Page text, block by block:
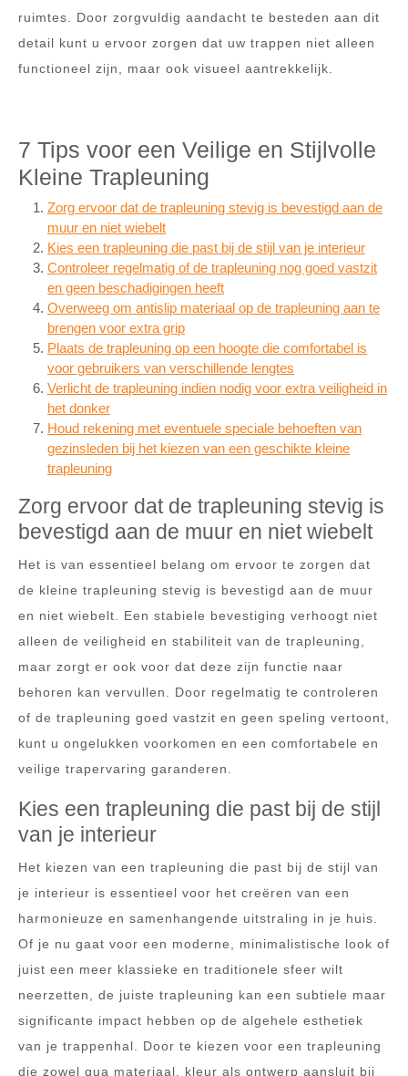
ruimtes. Door zorgvuldig aandacht te besteden aan dit
detail kunt u ervoor zorgen dat uw trappen niet alleen
functioneel zijn, maar ook visueel aantrekkelijk.
7 Tips voor een Veilige en Stijlvolle
Kleine Trapleuning
Zorg ervoor dat de trapleuning stevig is bevestigd aan de
muur en niet wiebelt
Kies een trapleuning die past bij de stijl van je interieur
Controleer regelmatig of de trapleuning nog goed vastzit
en geen beschadigingen heeft
Overweeg om antislip materiaal op de trapleuning aan te
brengen voor extra grip
Plaats de trapleuning op een hoogte die comfortabel is
voor gebruikers van verschillende lengtes
Verlicht de trapleuning indien nodig voor extra veiligheid in
het donker
Houd rekening met eventuele speciale behoeften van
gezinsleden bij het kiezen van een geschikte kleine
trapleuning
Zorg ervoor dat de trapleuning stevig is
bevestigd aan de muur en niet wiebelt
Het is van essentieel belang om ervoor te zorgen dat
de kleine trapleuning stevig is bevestigd aan de muur
en niet wiebelt. Een stabiele bevestiging verhoogt niet
alleen de veiligheid en stabiliteit van de trapleuning,
maar zorgt er ook voor dat deze zijn functie naar
behoren kan vervullen. Door regelmatig te controleren
of de trapleuning goed vastzit en geen speling vertoont,
kunt u ongelukken voorkomen en een comfortabele en
veilige trapervaring garanderen.
Kies een trapleuning die past bij de stijl
van je interieur
Het kiezen van een trapleuning die past bij de stijl van
je interieur is essentieel voor het creëren van een
harmonieuze en samenhangende uitstraling in je huis.
Of je nu gaat voor een moderne, minimalistische look of
juist een meer klassieke en traditionele sfeer wilt
neerzetten, de juiste trapleuning kan een subtiele maar
significante impact hebben op de algehele esthetiek
van je trappenhal. Door te kiezen voor een trapleuning
die zowel qua materiaal, kleur als ontwerp aansluit bij